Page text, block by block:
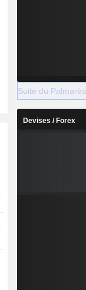
Suite du Palmarès
Devises / Forex